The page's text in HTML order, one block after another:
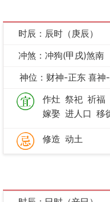
时辰：辰时（庚辰）
冲煞：冲狗(甲戌)煞南
神位：财神-正东 喜
作灶 祭祀 祈福
嫁娶 进人口 移
修造 动土